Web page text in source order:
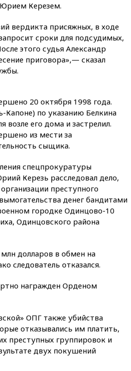
Керезем.
вердикта присяжных, в ходе
сроки для подсудимых,
этого судья Александр
приговора»,— сказал
20 октября 1998 года.
Капоне) по указанию Белкина
возле его дома и застрелил.
из мести за
сыщика.
спецпрокуратуры
Керезь расследовал дело,
преступного
денег бандитами
городке Одинцово-10
Одинцовского района
долларов в обмен на
следователь отказался.
награжден Орденом
ОПГ также убийства
отказывались им платить,
преступных группировок и
двух покушений